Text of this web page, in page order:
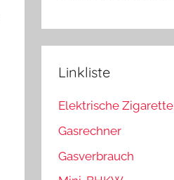
Linkliste
Elektrische Zigarette
Gasrechner
Gasverbrauch